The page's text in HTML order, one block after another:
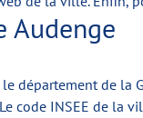
Audenge
département de
code INSEE de